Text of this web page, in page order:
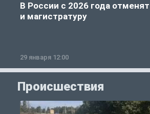
В России с 2026 года
и магистратуру
29 января 12:00
Происшествия